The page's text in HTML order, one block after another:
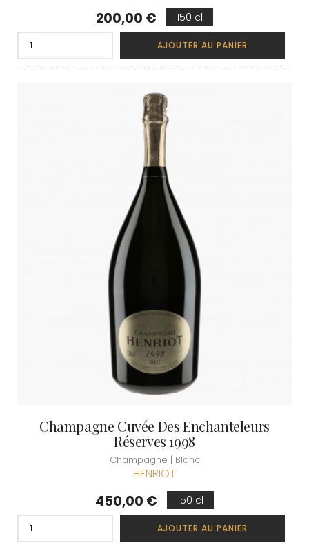
Prix
200,00 € 150 cl
AJOUTER AU PANIER
Champagne Cuvée Des Enchanteleurs
Réserves 1998
Champagne | Blanc
HENRIOT
Prix
450,00 € 150 cl
AJOUTER AU PANIER